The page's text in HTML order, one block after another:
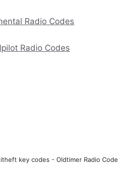
Radio Codes
Radio Codes
key codes - Oldtimer Radio Code